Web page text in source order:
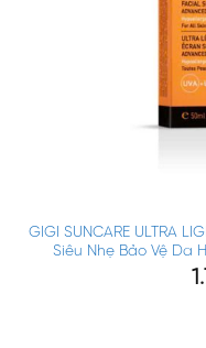
GIGI SUNCARE ULTRA
Siêu Nhẹ Bảo Vệ Da